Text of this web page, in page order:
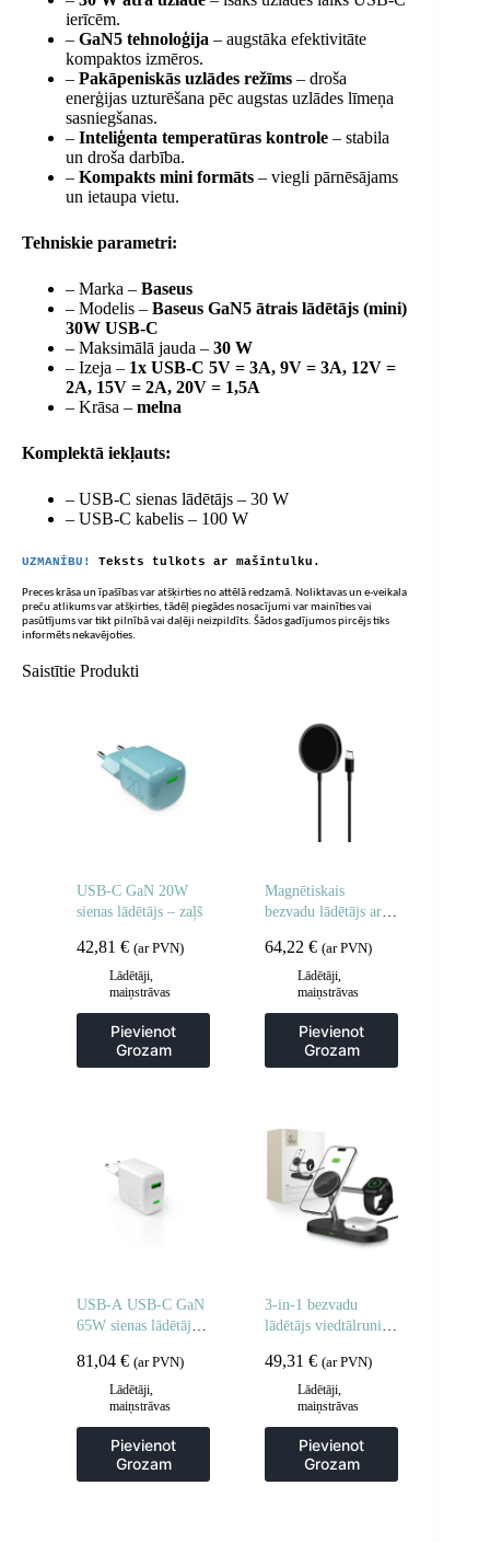
ierīcēm.
– GaN5 tehnoloģija – augstāka efektivitāte
kompaktos izmēros.
– Pakāpeniskās uzlādes režīms – droša
enerģijas uzturēšana pēc augstas uzlādes līmeņa
sasniegšanas.
– Inteliģenta temperatūras kontrole – stabila
un droša darbība.
– Kompakts mini formāts – viegli pārnēsājams
un ietaupa vietu.
Tehniskie parametri:
– Marka – Baseus
– Modelis – Baseus GaN5 ātrais lādētājs (mini)
30W USB-C
– Maksimālā jauda – 30 W
– Izeja – 1x USB-C 5V = 3A, 9V = 3A, 12V =
2A, 15V = 2A, 20V = 1,5A
– Krāsa – melna
Komplektā iekļauts:
– USB-C sienas lādētājs – 30 W
– USB-C kabelis – 100 W
UZMANĪBU! Teksts tulkots ar mašīntulku.
Preces krāsa un īpašības var atšķirties no attēlā redzamā. Noliktavas un e-veikala
preču atlikums var atšķirties, tādēļ piegādes nosacījumi var mainīties vai
pasūtījums var tikt pilnībā vai daļēji neizpildīts. Šādos gadījumos pircējs tiks
informēts nekavējoties.
Saistītie Produkti
USB-C GaN 20W
sienas lādētājs – zaļš
42,81 € (ar PVN)
Lādētāji,
maiņstrāvas
Pievienot
Grozam
Magnētiskais
bezvadu lādētājs ar
1m – melns
64,22€ (ar PVN)
Lādētāji,
maiņstrāvas
Pievienot
Grozam
USB-A USB-C GaN
65W sienas lādētājs –
81,04 € (ar PVN)
Lādētāji,
maiņstrāvas
Pievienot
Grozam
3-in-1 bezvadu
lādētājs viedtālrunim,
austiņām ar MagSafe
aizsardzību – melns
49,31€ (ar PVN)
Lādētāji,
maiņstrāvas
Pievienot
Grozam